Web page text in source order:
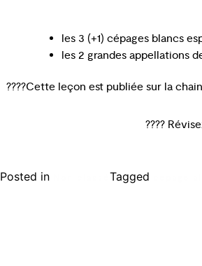
les 3 (+1) cépages blancs
les 2 grandes appellations
????Cette leçon est publiée sur la
????
Posted in Tagged